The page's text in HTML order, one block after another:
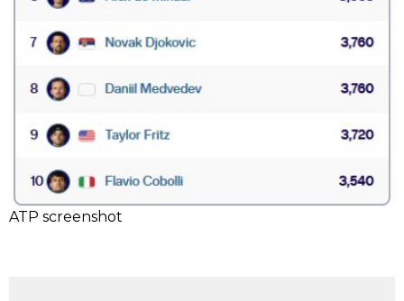
ATP screenshot